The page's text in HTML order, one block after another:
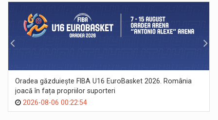
Oradea găzduiește FIBA U16 EuroBasket 2026. România
joacă în fața propriilor suporteri
2026-08-06 00:22:54